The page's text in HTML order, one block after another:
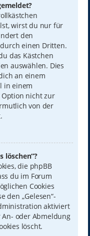
wirst du nur für
den
einen Dritten.
das Kästchen
auswählen. Dies
an einem
in einem
nicht zur
von der
löschen“?
die phpBB
du im Forum
Cookies
den „Gelesen“-
aktiviert
oder Abmeldung
löscht.